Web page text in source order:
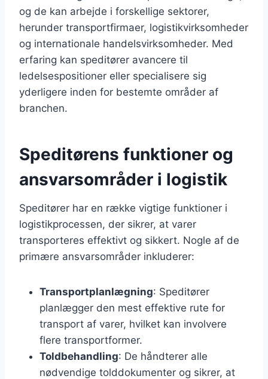
og de kan arbejde i forskellige sektorer,
herunder transportfirmaer, logistikvirksomheder
og internationale handelsvirksomheder. Med
erfaring kan speditører avancere til
ledelsespositioner eller specialisere sig
yderligere inden for bestemte områder af
branchen.
Speditørens funktioner og
ansvarsområder i logistik
Speditører har en række vigtige funktioner i
logistikprocessen, der sikrer, at varer
transporteres effektivt og sikkert. Nogle af de
primære ansvarsområder inkluderer:
Transportplanlægning: Speditører
planlægger den mest effektive rute for
transport af varer, hvilket kan involvere
flere transportformer.
Toldbehandling: De håndterer alle
nødvendige tolddokumenter og sikrer, at